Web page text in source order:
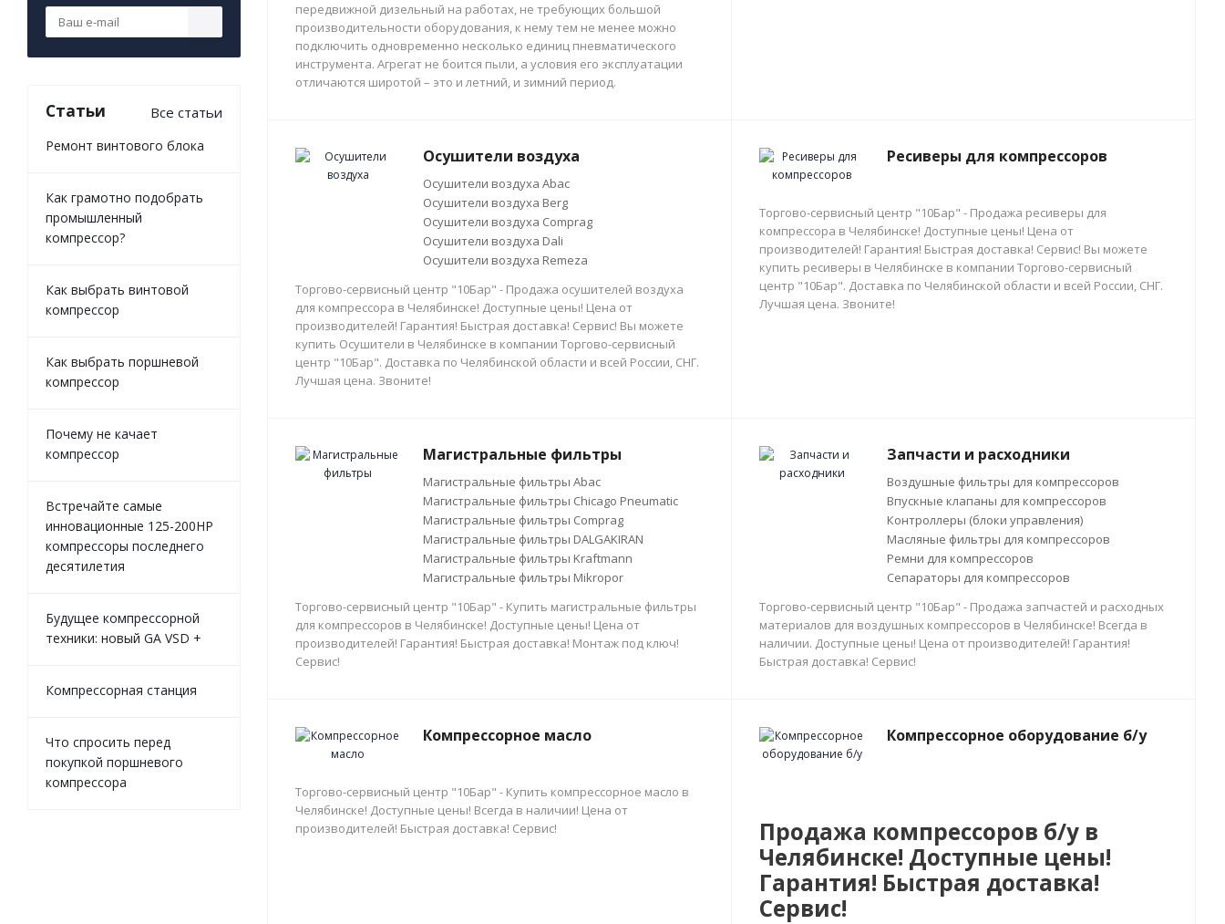
передвижной дизельный на работах, не требующих большой
производительности оборудования, к нему тем не менее можно
подключить одновременно несколько единиц пневматического
инструмента. Агрегат не боится пыли, а условия его эксплуатации
отличаются широтой – это и летний, и зимний период.
Осушители воздуха
Осушители воздуха Abac
Осушители воздуха Berg
Осушители воздуха Comprag
Осушители воздуха Dali
Осушители воздуха Remeza
Торгово-сервисный центр "10Бар" - Продажа осушителей воздуха
для компрессора в Челябинске! Доступные цены! Цена от
производителей! Гарантия! Быстрая доставка! Сервис! Вы можете
купить Осушители в Челябинске в компании Торгово-сервисный
центр "10Бар". Доставка по Челябинской области и всей России, СНГ.
Лучшая цена. Звоните!
Ресиверы для компрессоров
Торгово-сервисный центр "10Бар" - Продажа ресиверы для
компрессора в Челябинске! Доступные цены! Цена от
производителей! Гарантия! Быстрая доставка! Сервис! Вы можете
купить ресиверы в Челябинске в компании Торгово-сервисный
центр "10Бар". Доставка по Челябинской области и всей России, СНГ.
Лучшая цена. Звоните!
Магистральные фильтры
Магистральные фильтры Abac
Магистральные фильтры Chicago Pneumatic
Магистральные фильтры Comprag
Магистральные фильтры DALGAKIRAN
Магистральные фильтры Kraftmann
Магистральные фильтры Mikropor
Торгово-сервисный центр "10Бар" - Купить магистральные фильтры
для компрессоров в Челябинске! Доступные цены! Цена от
производителей! Гарантия! Быстрая доставка! Монтаж под ключ!
Сервис!
Запчасти и расходники
Воздушные фильтры для компрессоров
Впускные клапаны для компрессоров
Контроллеры (блоки управления)
Масляные фильтры для компрессоров
Ремни для компрессоров
Сепараторы для компрессоров
Торгово-сервисный центр "10Бар" - Продажа запчастей и расходных
материалов для воздушных компрессоров в Челябинске! Всегда в
наличии. Доступные цены! Цена от производителей! Гарантия!
Быстрая доставка! Сервис!
Компрессорное масло
Торгово-сервисный центр "10Бар" - Купить компрессорное масло в
Челябинске! Доступные цены! Всегда в наличии! Цена от
производителей! Быстрая доставка! Сервис!
Компрессорное оборудование б/у
Продажа компрессоров б/у в
Челябинске! Доступные цены!
Гарантия! Быстрая доставка!
Сервис!
Статьи Все статьи
Ремонт винтового блока
Как грамотно подобрать
промышленный
компрессор?
Как выбрать винтовой
компрессор
Как выбрать поршневой
компрессор
Почему не качает
компрессор
Встречайте самые
инновационные 125-200HP
компрессоры последнего
десятилетия
Будущее компрессорной
техники: новый GA VSD +
Компрессорная станция
Что спросить перед
покупкой поршневого
компрессора